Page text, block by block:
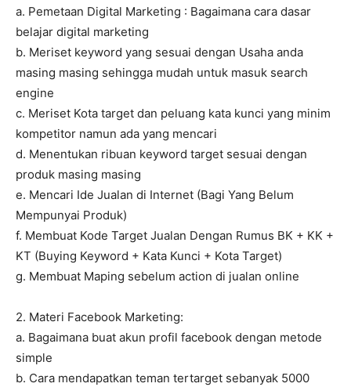
a. Pemetaan Digital Marketing : Bagaimana cara dasar
belajar digital marketing
b. Meriset keyword yang sesuai dengan Usaha anda
masing masing sehingga mudah untuk masuk search
engine
c. Meriset Kota target dan peluang kata kunci yang minim
kompetitor namun ada yang mencari
d. Menentukan ribuan keyword target sesuai dengan
produk masing masing
e. Mencari Ide Jualan di Internet (Bagi Yang Belum
Mempunyai Produk)
f. Membuat Kode Target Jualan Dengan Rumus BK + KK +
KT (Buying Keyword + Kata Kunci + Kota Target)
g. Membuat Maping sebelum action di jualan online
2. Materi Facebook Marketing:
a. Bagaimana buat akun profil facebook dengan metode
simple
b. Cara mendapatkan teman tertarget sebanyak 5000